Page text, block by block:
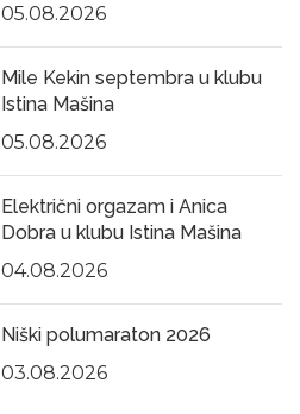
05.08.2026
Mile Kekin septembra u klubu
Istina Mašina
05.08.2026
Električni orgazam i Anica
Dobra u klubu Istina Mašina
04.08.2026
Niški polumaraton 2026
03.08.2026